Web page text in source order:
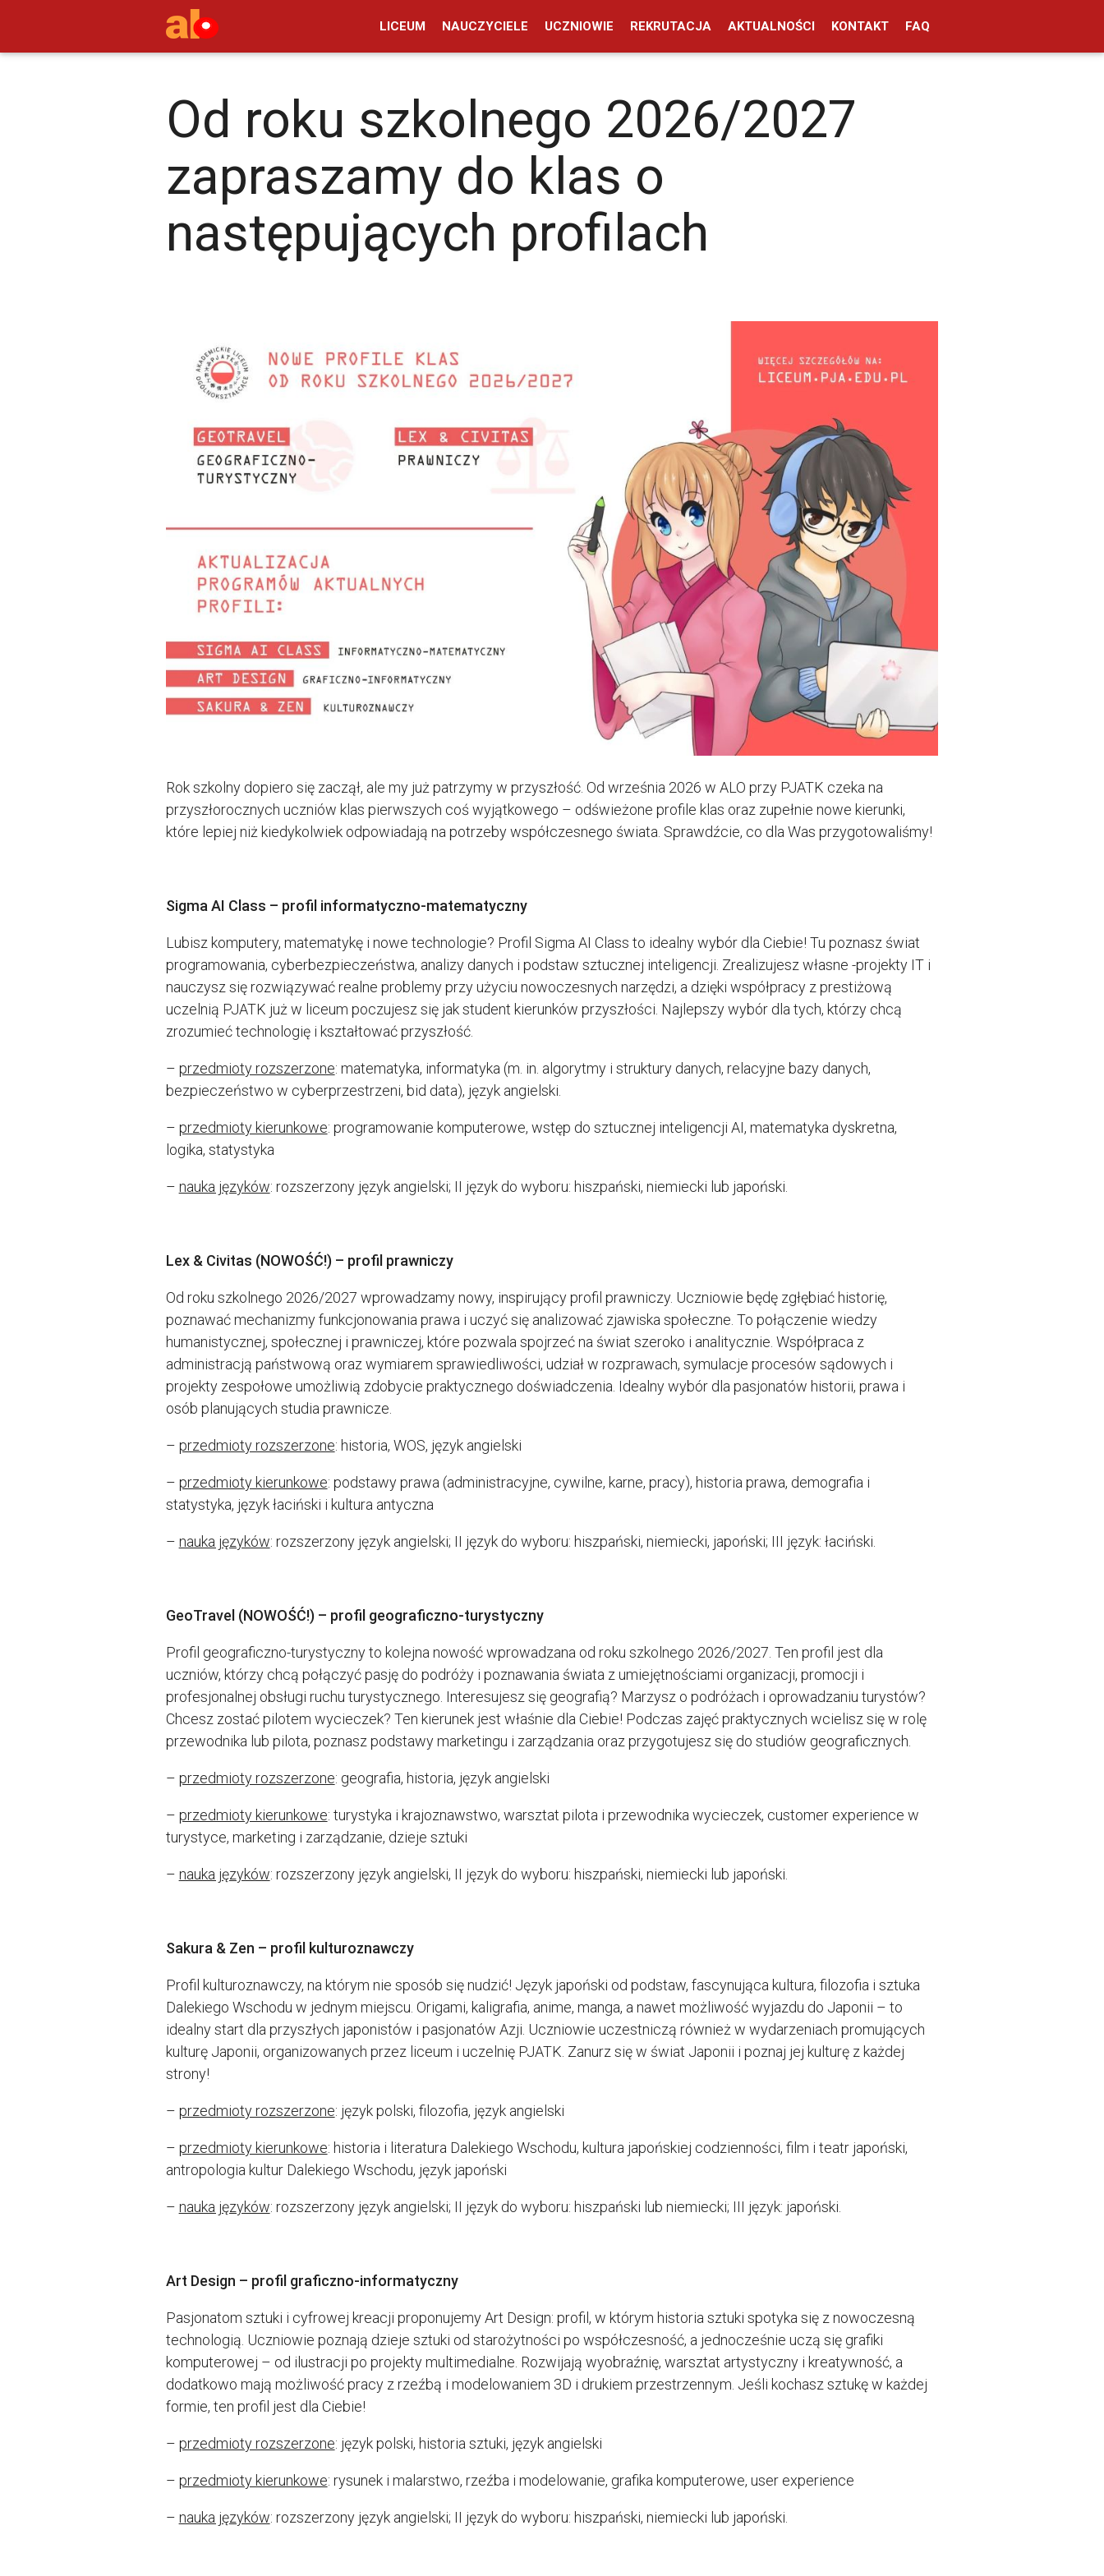
LICEUM NAUCZYCIELE UCZNIOWIE REKRUTACJA AKTUALNOŚCI KONTAKT FAQ
Od roku szkolnego 2026/2027
zapraszamy do klas o
następujących profilach
Rok szkolny dopiero się zaczął, ale my już patrzymy w przyszłość. Od września 2026 w ALO przy PJATK czeka na
przyszłorocznych uczniów klas pierwszych coś wyjątkowego – odświeżone profile klas oraz zupełnie nowe kierunki,
które lepiej niż kiedykolwiek odpowiadają na potrzeby współczesnego świata. Sprawdźcie, co dla Was przygotowaliśmy!
Sigma AI Class – profil informatyczno-matematyczny
Lubisz komputery, matematykę i nowe technologie? Profil Sigma AI Class to idealny wybór dla Ciebie! Tu poznasz świat
programowania, cyberbezpieczeństwa, analizy danych i podstaw sztucznej inteligencji. Zrealizujesz własne -projekty IT i
nauczysz się rozwiązywać realne problemy przy użyciu nowoczesnych narzędzi, a dzięki współpracy z prestiżową
uczelnią PJATK już w liceum poczujesz się jak student kierunków przyszłości. Najlepszy wybór dla tych, którzy chcą
zrozumieć technologię i kształtować przyszłość.
– przedmioty rozszerzone: matematyka, informatyka (m. in. algorytmy i struktury danych, relacyjne bazy danych,
bezpieczeństwo w cyberprzestrzeni, bid data), język angielski.
– przedmioty kierunkowe: programowanie komputerowe, wstęp do sztucznej inteligencji AI, matematyka dyskretna,
logika, statystyka
– nauka języków: rozszerzony język angielski; II język do wyboru: hiszpański, niemiecki lub japoński.
Lex & Civitas (NOWOŚĆ!) – profil prawniczy
Od roku szkolnego 2026/2027 wprowadzamy nowy, inspirujący profil prawniczy. Uczniowie będę zgłębiać historię,
poznawać mechanizmy funkcjonowania prawa i uczyć się analizować zjawiska społeczne. To połączenie wiedzy
humanistycznej, społecznej i prawniczej, które pozwala spojrzeć na świat szeroko i analitycznie. Współpraca z
administracją państwową oraz wymiarem sprawiedliwości, udział w rozprawach, symulacje procesów sądowych i
projekty zespołowe umożliwią zdobycie praktycznego doświadczenia. Idealny wybór dla pasjonatów historii, prawa i
osób planujących studia prawnicze.
– przedmioty rozszerzone: historia, WOS, język angielski
– przedmioty kierunkowe: podstawy prawa (administracyjne, cywilne, karne, pracy), historia prawa, demografia i
statystyka, język łaciński i kultura antyczna
– nauka języków: rozszerzony język angielski; II język do wyboru: hiszpański, niemiecki, japoński; III język: łaciński.
GeoTravel (NOWOŚĆ!) – profil geograficzno-turystyczny
Profil geograficzno-turystyczny to kolejna nowość wprowadzana od roku szkolnego 2026/2027. Ten profil jest dla
uczniów, którzy chcą połączyć pasję do podróży i poznawania świata z umiejętnościami organizacji, promocji i
profesjonalnej obsługi ruchu turystycznego. Interesujesz się geografią? Marzysz o podróżach i oprowadzaniu turystów?
Chcesz zostać pilotem wycieczek? Ten kierunek jest właśnie dla Ciebie! Podczas zajęć praktycznych wcielisz się w rolę
przewodnika lub pilota, poznasz podstawy marketingu i zarządzania oraz przygotujesz się do studiów geograficznych.
– przedmioty rozszerzone: geografia, historia, język angielski
– przedmioty kierunkowe: turystyka i krajoznawstwo, warsztat pilota i przewodnika wycieczek, customer experience w
turystyce, marketing i zarządzanie, dzieje sztuki
– nauka języków: rozszerzony język angielski, II język do wyboru: hiszpański, niemiecki lub japoński.
Sakura & Zen – profil kulturoznawczy
Profil kulturoznawczy, na którym nie sposób się nudzić! Język japoński od podstaw, fascynująca kultura, filozofia i sztuka
Dalekiego Wschodu w jednym miejscu. Origami, kaligrafia, anime, manga, a nawet możliwość wyjazdu do Japonii – to
idealny start dla przyszłych japonistów i pasjonatów Azji. Uczniowie uczestniczą również w wydarzeniach promujących
kulturę Japonii, organizowanych przez liceum i uczelnię PJATK. Zanurz się w świat Japonii i poznaj jej kulturę z każdej
strony!
– przedmioty rozszerzone: język polski, filozofia, język angielski
– przedmioty kierunkowe: historia i literatura Dalekiego Wschodu, kultura japońskiej codzienności, film i teatr japoński,
antropologia kultur Dalekiego Wschodu, język japoński
– nauka języków: rozszerzony język angielski; II język do wyboru: hiszpański lub niemiecki; III język: japoński.
Art Design – profil graficzno-informatyczny
Pasjonatom sztuki i cyfrowej kreacji proponujemy Art Design: profil, w którym historia sztuki spotyka się z nowoczesną
technologią. Uczniowie poznają dzieje sztuki od starożytności po współczesność, a jednocześnie uczą się grafiki
komputerowej – od ilustracji po projekty multimedialne. Rozwijają wyobraźnię, warsztat artystyczny i kreatywność, a
dodatkowo mają możliwość pracy z rzeźbą i modelowaniem 3D i drukiem przestrzennym. Jeśli kochasz sztukę w każdej
formie, ten profil jest dla Ciebie!
– przedmioty rozszerzone: język polski, historia sztuki, język angielski
– przedmioty kierunkowe: rysunek i malarstwo, rzeźba i modelowanie, grafika komputerowe, user experience
– nauka języków: rozszerzony język angielski; II język do wyboru: hiszpański, niemiecki lub japoński.